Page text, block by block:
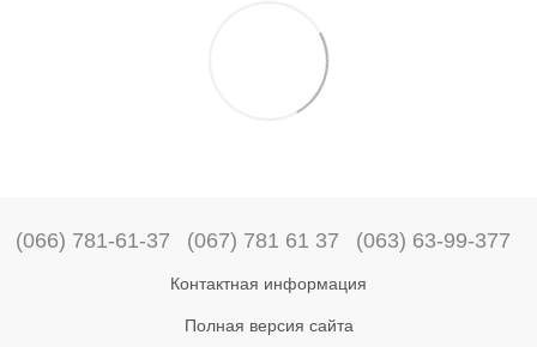
(066) 781-61-37 (067) 781 61 37 (063) 63-99-377
Контактная информация
Полная версия сайта